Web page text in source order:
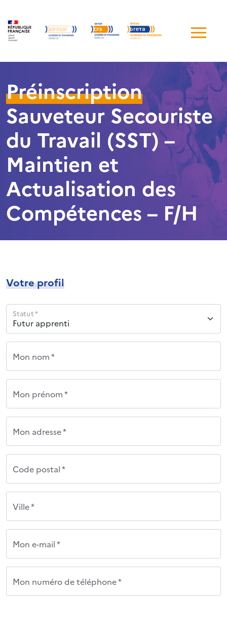
de
Préinscription
Sauveteur Secouriste
du Travail (SST) –
Maintien et
Actualisation des
Compétences – F/H
Votre profil
Statut *
Mon nom *
Mon prénom *
Mon adresse *
Code postal *
Ville *
Mon e-mail *
Mon numéro de téléphone *